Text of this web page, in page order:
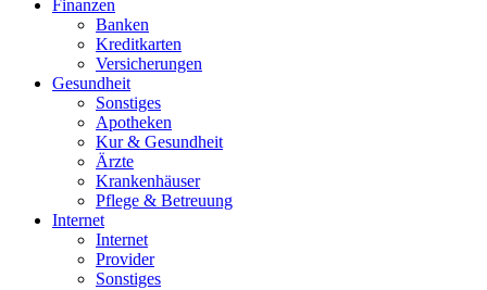
Finanzen
Banken
Kreditkarten
Versicherungen
Gesundheit
Sonstiges
Apotheken
Kur & Gesundheit
Ärzte
Krankenhäuser
Pflege & Betreuung
Internet
Internet
Provider
Sonstiges